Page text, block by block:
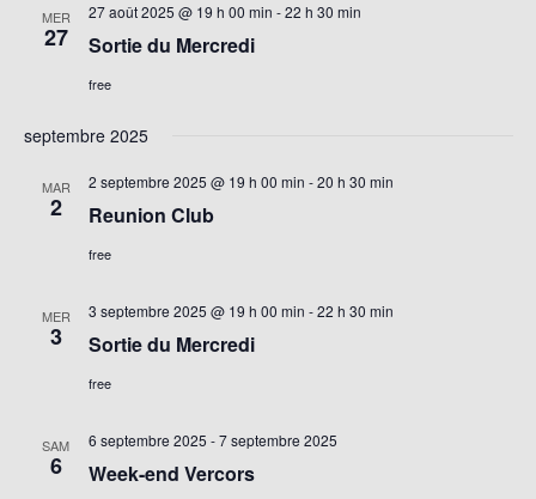
MER
27
27 août 2025 @ 19 h 00 min -22 h 30 min
Sortie du Mercredi
free
septembre 2025
MAR
2
2 septembre 2025 @ 19 h 00 min -20 h 30 min
Reunion Club
free
MER
3
3 septembre 2025 @ 19 h 00 min -22 h 30 min
Sortie du Mercredi
free
SAM
6
6 septembre 2025 -7 septembre 2025
Week-end Vercors